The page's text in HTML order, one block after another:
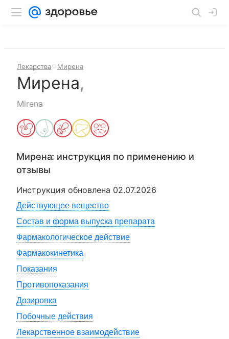
Лекарства Мирена
Мирена,
Mirena
Мирена: инструкция по применению и
отзывы
Инструкция обновлена 02.07.2026
Действующее вещество
Состав и форма выпуска препарата
Фармакологическое действие
Фармакокинетика
Показания
Противопоказания
Дозировка
Побочные действия
Лекарственное взаимодействие